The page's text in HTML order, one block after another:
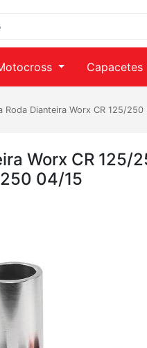
Capacetes
Roda Dianteira Worx CR 125/
Worx CR 125/
04/15